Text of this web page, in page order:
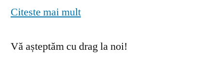
Citeste mai mult
Vă așteptăm cu drag la noi!